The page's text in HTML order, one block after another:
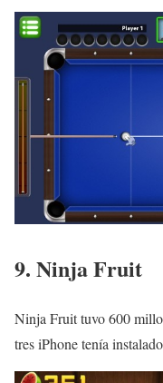
9. Ninja Fruit
Ninja Fruit tuvo 600
tres iPhone tenía